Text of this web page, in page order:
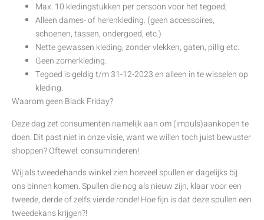
Max. 10 kledingstukken per persoon voor het tegoed;
Alleen dames- of herenkleding. (geen accessoires,
schoenen, tassen, ondergoed, etc.)
Nette gewassen kleding, zonder vlekken, gaten, pillig etc.
Geen zomerkleding.
Tegoed is geldig t/m 31-12-2023 en alleen in te wisselen op
kleding.
Waarom geen Black Friday?
Deze dag zet consumenten namelijk aan om (impuls)aankopen te
doen. Dit past niet in onze visie, want we willen toch juist bewuster
shoppen? Oftewel: consuminderen!
Wij als tweedehands winkel zien hoeveel spullen er dagelijks bij
ons binnen komen. Spullen die nog als nieuw zijn, klaar voor een
tweede, derde of zelfs vierde ronde! Hoe fijn is dat deze spullen een
tweedekans krijgen?!